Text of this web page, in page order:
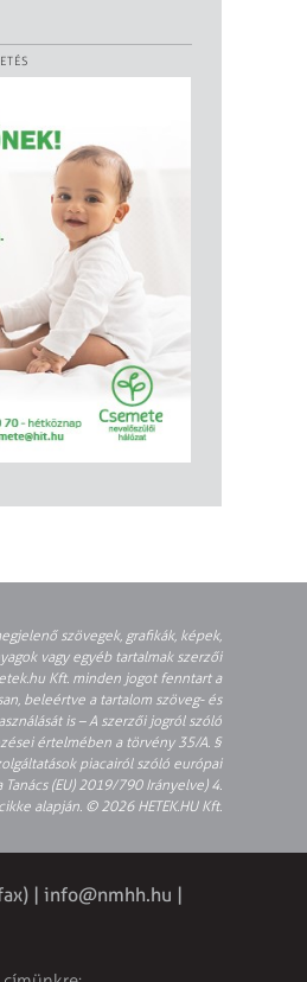
szövegek, grafikák, képek,
vagy egyéb tartalmak szerzői
Kft. minden jogot fenntart a
beleértve a tartalom szöveg- és
is – A szerzői jogról szóló
értelmében a törvény 35/A. §
piacairól szóló európai
(EU) 2019/790 Irányelve) 4.
cikke alapján. © 2026 HETEK.HU Kft.
| info@nmhh.hu